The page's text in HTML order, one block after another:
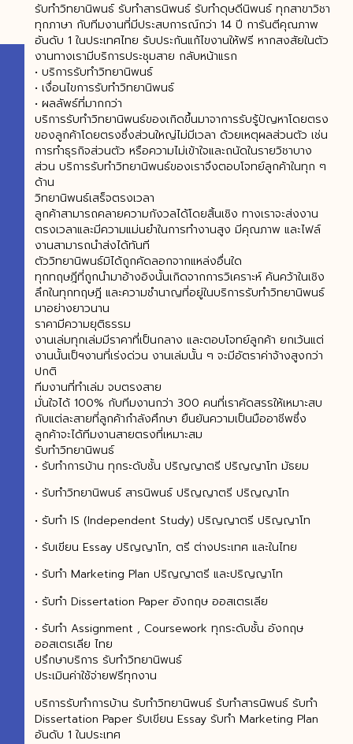
รับทำวิทยานิพนธ์ รับทำสารนิพนธ์ รับทำดุษดีนิพนธ์ ทุกสาขาวิชา
ทุกภาษา กับทีมงานที่มีประสบการณ์กว่า 14 ปี การันตีคุณภาพ
อันดับ 1 ในประเทศไทย รับประกันแก้ไขงานให้ฟรี หากสงสัยในตัว
งานทางเรามีบริการประชุมสาย กลับหน้าแรก
• บริการรับทำวิทยานิพนธ์
• เงื่อนไขการรับทำวิทยานิพนธ์
• ผลลัพธ์ที่มากกว่า
บริการรับทำวิทยานิพนธ์ของเกิดขึ้นมาจาการรับรู้ปัญหาโดยตรง
ของลูกค้าโดยตรงซึ่งส่วนใหญ่ไม่มีเวลา ด้วยเหตุผลส่วนตัว เช่น
การทำธุรกิจส่วนตัว หรือความไม่เข้าใจและถนัดในรายวิชาบาง
ส่วน บริการรับทำวิทยานิพนธ์ของเราจึงตอบโจทย์ลูกค้าในทุก ๆ
ด้าน
วิทยานิพนธ์เสร็จตรงเวลา
ลูกค้าสามารถคลายความกังวลได้โดยสิ้นเชิง ทางเราจะส่งงาน
ตรงเวลาและมีความแม่นยำในการทำงานสูง มีคุณภาพ และไฟล์
งานสามารถนำส่งได้ทันที
ตัววิทยานิพนธ์มิได้ถูกคัดลอกจากแหล่งอื่นใด
ทุกทฤษฎีที่ถูกนำมาอ้างอิงนั้นเกิดจากการวิเคราะห์ ค้นคว้าในเชิง
ลึกในทุกทฤษฎี และความชำนาญที่อยู่ในบริการรับทำวิทยานิพนธ์
มาอย่างยาวนาน
ราคามีความยุติธรรม
งานเล่มทุกเล่มมีราคาที่เป็นกลาง และตอบโจทย์ลูกค้า ยกเว้นแต่
งานนั้นเป็ฯงานที่เร่งด่วน งานเล่มนั้น ๆ จะมีอัตราค่าจ้างสูงกว่า
ปกติ
ทีมงานที่ทำเล่ม จบตรงสาย
มั่นใจได้ 100% กับทีมงานกว่า 300 คนที่เราคัดสรรให้เหมาะสบ
กับแต่ละสายที่ลูกค้ากำลังศึกษา ยืนยันความเป็นมืออาชีพซึ่ง
ลูกค้าจะได้ทีมงานสายตรงที่เหมาะสม
รับทำวิทยานิพนธ์
• รับทำการบ้าน ทุกระดับชั้น ปริญญาตรี ปริญญาโท มัธยม
• รับทำวิทยานิพนธ์ สารนิพนธ์ ปริญญาตรี ปริญญาโท
• รับทำ IS (Independent Study) ปริญญาตรี ปริญญาโท
• รับเขียน Essay ปริญญาโท, ตรี ต่างประเทศ และในไทย
• รับทำ Marketing Plan ปริญญาตรี และปริญญาโท
• รับทำ Dissertation Paper อังกฤษ ออสเตรเลีย
• รับทำ Assignment , Coursework ทุกระดับชั้น อังกฤษ
ออสเตรเลีย ไทย
ปรึกษาบริการ รับทำวิทยานิพนธ์
ประเมินค่าใช้จ่ายฟรีทุกงาน
บริการรับทำการบ้าน รับทำวิทยานิพนธ์ รับทำสารนิพนธ์ รับทำ
Dissertation Paper รับเขียน Essay รับทำ Marketing Plan
อันดับ 1 ในประเทศ